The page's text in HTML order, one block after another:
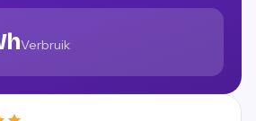
Verbruik